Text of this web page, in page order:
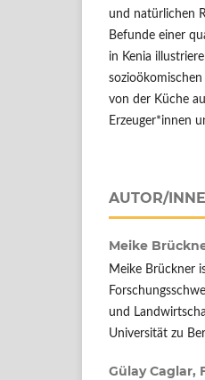
und natürlichen
Befunde einer
in Kenia
von der Küche
Erzeuger*innen
AUTOR/
Meike
Meike Brückner
und
Universität zu
Gülay Caglar,